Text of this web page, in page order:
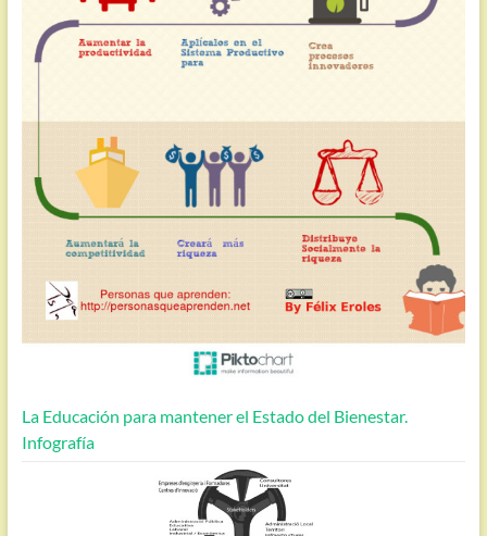
La Educación para mantener el Estado del Bienestar.
Infografía